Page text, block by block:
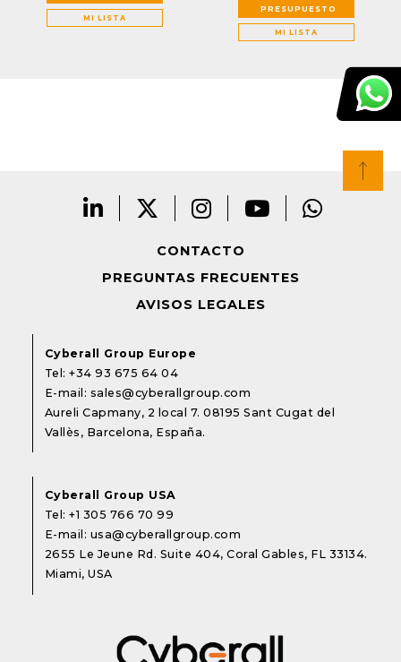
MI LISTA
PRESUPUESTO
MI LISTA
CONTACTO
PREGUNTAS FRECUENTES
AVISOS LEGALES
Cyberall Group Europe
Tel:+34 93 675 64 04
E-mail: sales@cyberallgroup.com
Aureli Capmany, 2 local 7. 08195 Sant Cugat del
Vallès, Barcelona, España.
Cyberall Group USA
Tel:+1 305 766 70 99
E-mail: usa@cyberallgroup.com
2655 Le Jeune Rd. Suite 404, Coral Gables, FL 33134.
Miami, USA